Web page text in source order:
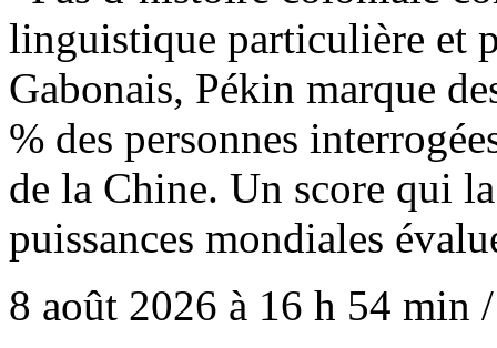
linguistique particulière et
Gabonais, Pékin marque
% des personnes
de la Chine. Un score qui
puissances mondiales
8 août 2026 à 16 h 54 min